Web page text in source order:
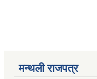
मन्थली राजपत्र